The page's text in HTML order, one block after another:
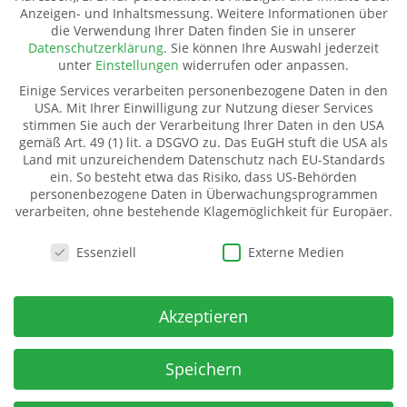
Datenschutz
Pate werden
Spenden
Mitglied werden
Kinderhilfe Westafrika e.V.
Kinderhilfe Westafrika e.V.
Dorfstraße 18 (Kahmer)
IBAN:
DE06 5009 2100 0001 7141 71
BIC: GENODE51BH2
Spar- u Kreditbank ev-freikirchl. Gemeinden
Anzeigen- und Inhaltsmessung. Weitere Informationen über
die Verwendung Ihrer Daten finden Sie in unserer
Datenschutzerklärung. Sie können Ihre Auswahl jederzeit
unter Einstellungen widerrufen oder anpassen.
Einige Services verarbeiten personenbezogene Daten in den
USA. Mit Ihrer Einwilligung zur Nutzung dieser Services
stimmen Sie auch der Verarbeitung Ihrer Daten in den USA
gemäß Art. 49 (1) lit. a DSGVO zu. Das EuGH stuft die USA als
Land mit unzureichendem Datenschutz nach EU-Standards
ein. So besteht etwa das Risiko, dass US-Behörden
personenbezogene Daten in Überwachungsprogrammen
verarbeiten, ohne bestehende Klagemöglichkeit für Europäer.
Datenschutzeinstellungen
Essenziell Externe Medien
Akzeptieren
Speichern